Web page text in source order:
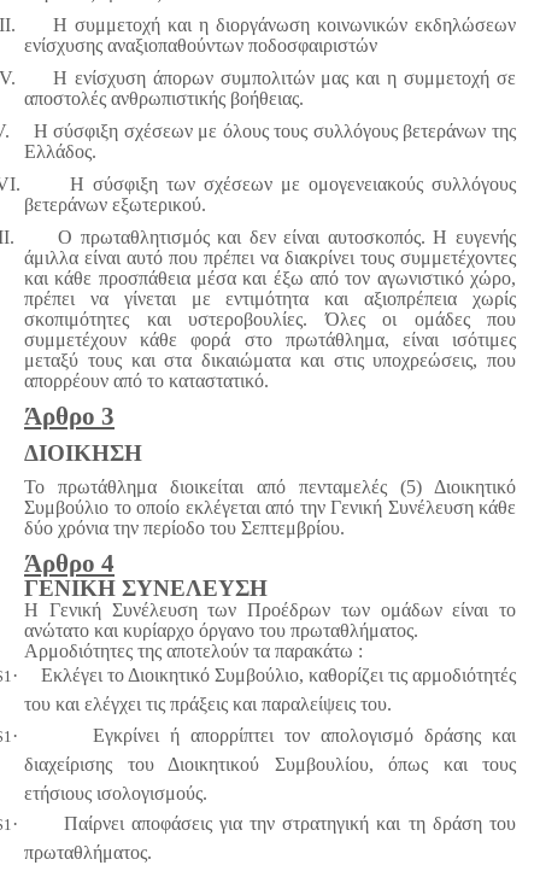
Η συμμετοχή και η διοργάνωση κοινωνικών εκδηλώσεων
ενίσχυσης αναξιοπαθούντων ποδοσφαιριστών
Η ενίσχυση άπορων συμπολιτών μας και η συμμετοχή σε
αποστολές ανθρωπιστικής βοήθειας.
Η σύσφιξη σχέσεων με όλους τους συλλόγους βετεράνων της
Ελλάδος.
Η σύσφιξη των σχέσεων με ομογενειακούς συλλόγους
βετεράνων εξωτερικού.
Ο πρωταθλητισμός και δεν είναι αυτοσκοπός. Η ευγενής
άμιλλα είναι αυτό που πρέπει να διακρίνει τους συμμετέχοντες
και κάθε προσπάθεια μέσα και έξω από τον αγωνιστικό χώρο,
πρέπει να γίνεται με εντιμότητα και αξιοπρέπεια χωρίς
σκοπιμότητες και υστεροβουλίες. Όλες οι ομάδες που
συμμετέχουν κάθε φορά στο πρωτάθλημα, είναι ισότιμες
μεταξύ τους και στα δικαιώματα και στις υποχρεώσεις, που
απορρέουν από το καταστατικό.
Άρθρο 3
ΔΙΟΙΚΗΣΗ
Το πρωτάθλημα διοικείται από πενταμελές (5) Διοικητικό
Συμβούλιο το οποίο εκλέγεται από την Γενική Συνέλευση κάθε
δύο χρόνια την περίοδο του Σεπτεμβρίου.
Άρθρο 4
ΓΕΝΙΚΗ ΣΥΝΕΛΕΥΣΗ
Η Γενική Συνέλευση των Προέδρων των ομάδων είναι το
ανώτατο και κυρίαρχο όργανο του πρωταθλήματος.
Αρμοδιότητες της αποτελούν τα παρακάτω :
·
Εκλέγει το Διοικητικό Συμβούλιο, καθορίζει τις αρμοδιότητές
του και ελέγχει τις πράξεις και παραλείψεις του.
·
Εγκρίνει ή απορρίπτει τον απολογισμό δράσης και
διαχείρισης του Διοικητικού Συμβουλίου, όπως και τους
ετήσιους ισολογισμούς.
·
Παίρνει αποφάσεις για την στρατηγική και τη δράση του
πρωταθλήματος.